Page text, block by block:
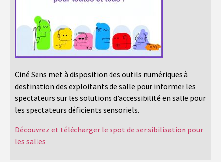
Ciné Sens met à disposition des outils numériques à
destination des exploitants de salle pour informer les
spectateurs sur les solutions d’accessibilité en salle pour
les spectateurs déficients sensoriels.
Découvrez et télécharger le spot de sensibilisation pour
les salles